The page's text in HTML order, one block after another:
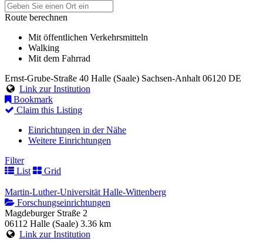
Route berechnen
Mit öffentlichen Verkehrsmitteln
Walking
Mit dem Fahrrad
Ernst-Grube-Straße 40 Halle (Saale) Sachsen-Anhalt 06120 DE
Link zur Institution
Bookmark
Claim this Listing
Einrichtungen in der Nähe
Weitere Einrichtungen
Filter
List
Grid
Martin-Luther-Universität Halle-Wittenberg
Forschungseinrichtungen
Magdeburger Straße 2
06112 Halle (Saale) 3.36 km
Link zur Institution